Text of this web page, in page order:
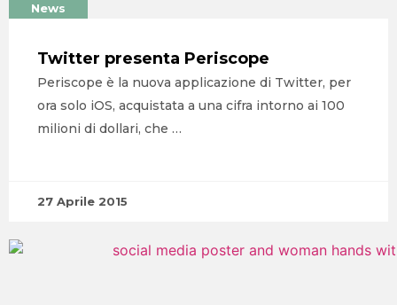
News
Twitter presenta Periscope
Periscope è la nuova applicazione di Twitter, per
ora solo iOS, acquistata a una cifra intorno ai 100
milioni di dollari, che …
27 Aprile 2015